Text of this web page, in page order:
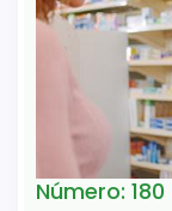
Número: 180